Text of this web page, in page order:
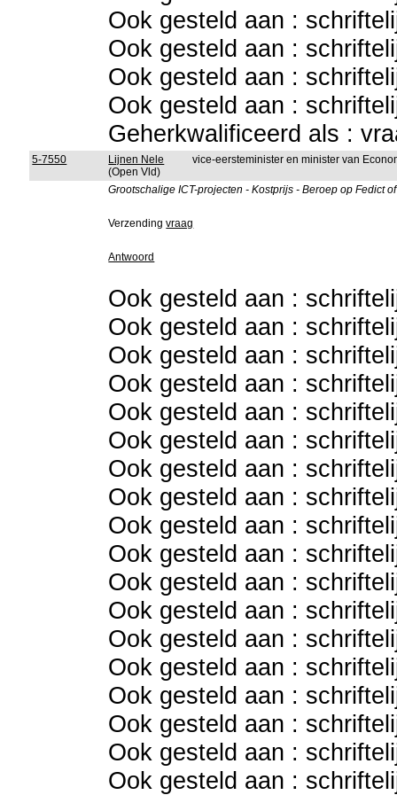
Ook gesteld aan :
Ook gesteld aan :
Ook gesteld aan :
Ook gesteld aan :
Geherkwalificeerd als :
5-7550
Lijnen Nele
(Open Vld)
vice-eersteminister en minister van
Grootschalige ICT-projecten - Kostprijs - Beroep op Fedict
Verzendingvraag
Antwoord
Ook gesteld aan :
Ook gesteld aan :
Ook gesteld aan :
Ook gesteld aan :
Ook gesteld aan :
Ook gesteld aan :
Ook gesteld aan :
Ook gesteld aan :
Ook gesteld aan :
Ook gesteld aan :
Ook gesteld aan :
Ook gesteld aan :
Ook gesteld aan :
Ook gesteld aan :
Ook gesteld aan :
Ook gesteld aan :
Ook gesteld aan :
Ook gesteld aan :